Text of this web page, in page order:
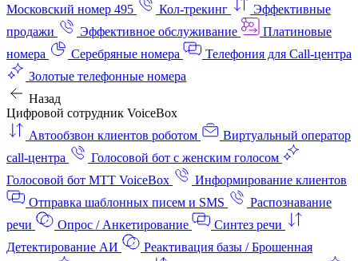
Московский номер 495
Кол-трекинг
Эффективные
продажи
Эффективное обслуживание
Платиновые
номера
Серебряные номера
Телефония для Call-центра
Золотые телефонные номера
Назад
Цифровой сотрудник VoiceBox
Автообзвон клиентов роботом
Виртуальный оператор
call-центра
Голосовой бот с женским голосом
Голосовой бот МТТ VoiceBox
Информирование клиентов
Отправка шаблонных писем и SMS
Распознавание
речи
Опрос / Анкетирование
Синтез речи
Детектирование АИ
Реактивация базы / Брошенная